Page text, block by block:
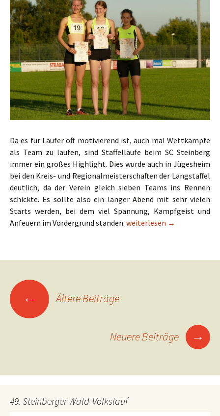
Da es für Läufer oft motivierend ist, auch mal Wettkämpfe
als Team zu laufen, sind Staffelläufe beim SC Steinberg
immer ein großes Highlight. Dies wurde auch in Jügesheim
bei den Kreis- und Regionalmeisterschaften der Langstaffel
deutlich, da der Verein gleich sieben Teams ins Rennen
schickte. Es sollte also ein langer Abend mit sehr vielen
Starts werden, bei dem viel Spannung, Kampfgeist und
Anfeuern im Vordergrund standen. U18 Mädchen vom SC
weiterlesen →
Beitrags-
Navigation
← Ältere Beiträge
Neuere Beiträge →
49. Steinberger Wald-Volkslauf